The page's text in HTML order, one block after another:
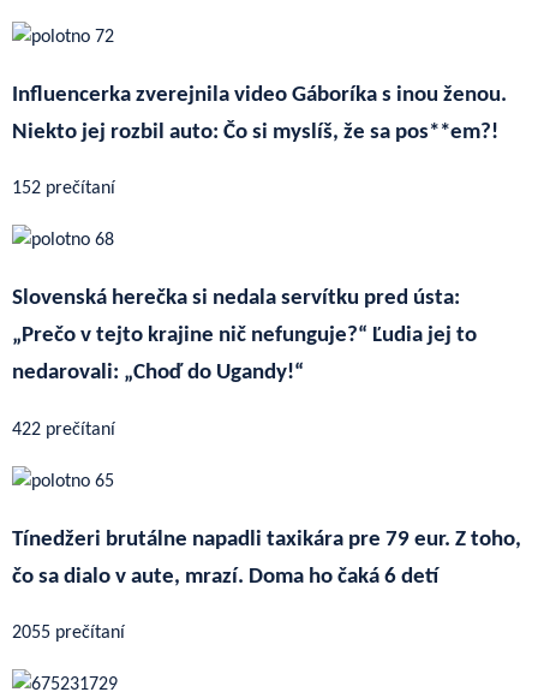
Influencerka zverejnila video Gáboríka s inou ženou.
Niekto jej rozbil auto: Čo si myslíš, že sa pos**em?!
152 prečítaní
Slovenská herečka si nedala servítku pred ústa:
„Prečo v tejto krajine nič nefunguje?“ Ľudia jej to
nedarovali: „Choď do Ugandy!“
422 prečítaní
Tínedžeri brutálne napadli taxikára pre 79 eur. Z toho,
čo sa dialo v aute, mrazí. Doma ho čaká 6 detí
2055 prečítaní